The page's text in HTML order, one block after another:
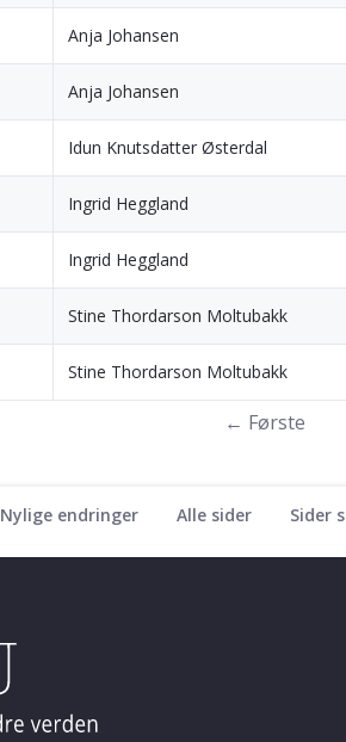
Nylige endringer Alle sider
Anja Johansen
Anja Johansen
Idun Knutsdatter Østerdal
Ingrid Heggland
Ingrid Heggland
Stine Thordarson Moltubakk
Stine Thordarson Moltubakk
← Første